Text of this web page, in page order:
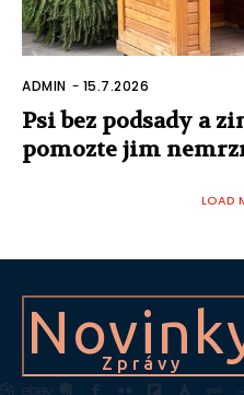
ADMIN - 15.7.2026
Psi bez podsady a
pomozte jim
LOAD
Zprávy